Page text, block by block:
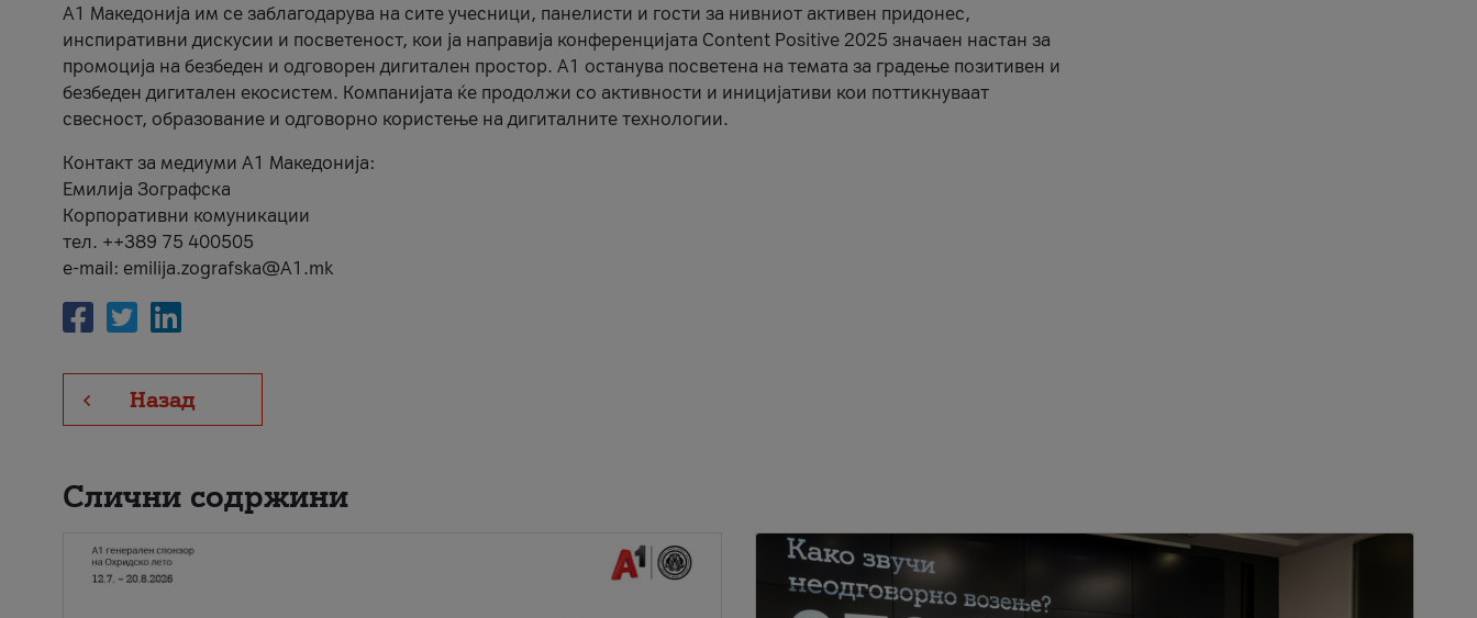
А1 Македонија им се заблагодарува на сите учесници, панелисти и гости за нивниот активен придонес,
инспиративни дискусии и посветеност, кои ја направија конференцијата Content Positive 2025 значаен настан за
промоција на безбеден и одговорен дигитален простор. А1 останува посветена на темата за градење позитивен и
безбеден дигитален екосистем. Компанијата ќе продолжи со активности и иницијативи кои поттикнуваат
свесност, образование и одговорно користење на дигиталните технологии.
Контакт за медиуми А1 Македонија:
Емилија Зографска
Корпоративни комуникации
тел. ++389 75 400505
e-mail: emilija.zografska@A1.mk
Назад
Слични содржини